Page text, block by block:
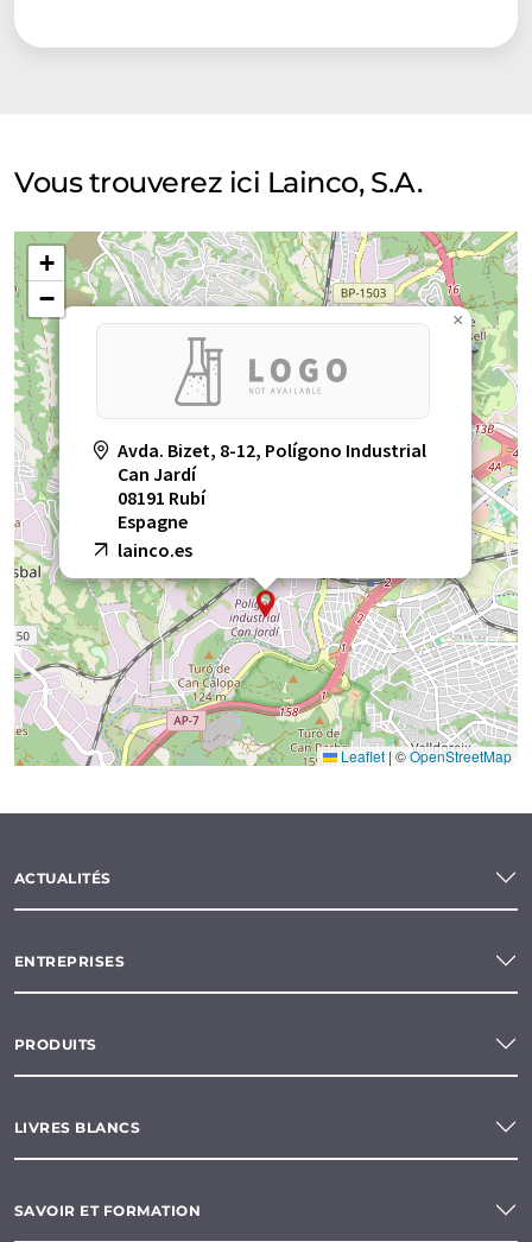
Vous trouverez ici Lainco, S.A.
Avda. Bizet, 8-12, Polígono Industrial
Can Jardí
08191 Rubí
Espagne
lainco.es
×
+
−
Leaflet | ©OpenStreetMap
ACTUALITÉS
ENTREPRISES
PRODUITS
LIVRES BLANCS
SAVOIR ET FORMATION